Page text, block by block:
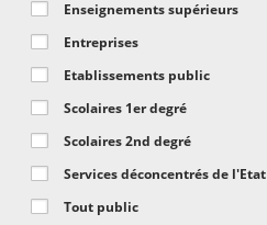
Enseignements supérieurs
Entreprises
Etablissements public
Scolaires 1er degré
Scolaires 2nd degré
Services déconcentrés de l'Etat
Tout public